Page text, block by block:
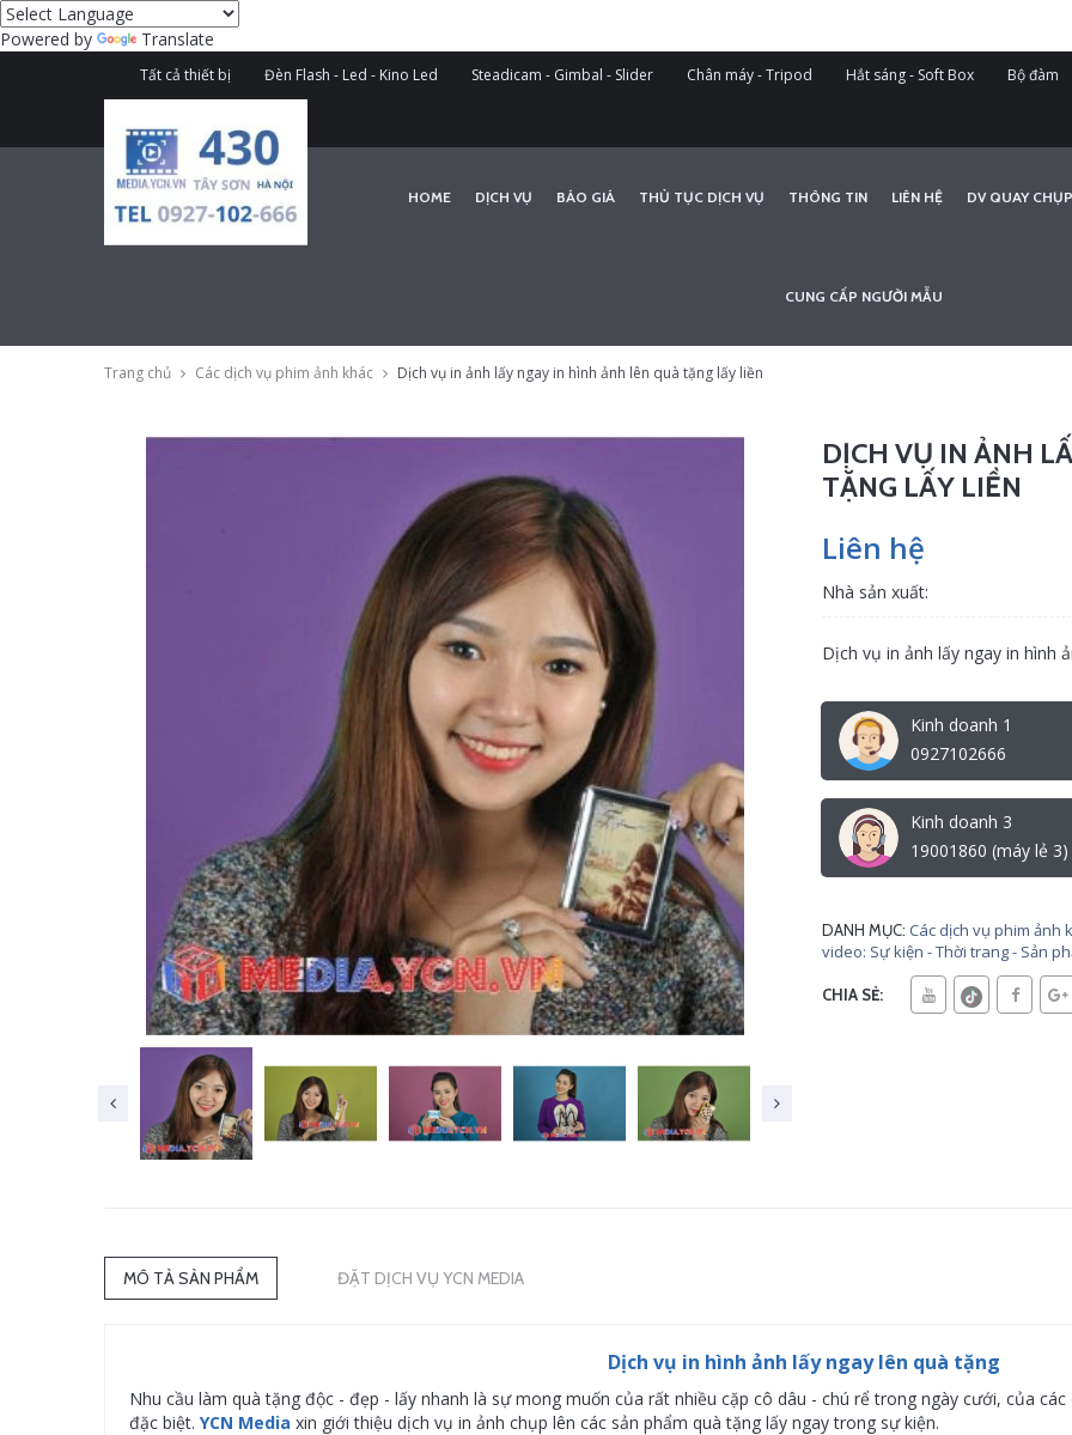
Powered by Translate
Tất cả thiết bị Đèn Flash - Led - Kino Led Steadicam - Gimbal - Slider Chân máy - Tripod Hắt sáng - Soft Box Bộ đàm
HOME DỊCH VỤ BÁO GIÁ THỦ TỤC DỊCH VỤ THÔNG TIN LIÊN HỆ DV QUAY
CUNG CẤP NGƯỜI MẪU
Trang chủ Các dịch vụ phim ảnh khác Dịch vụ in ảnh lấy ngay in hình ảnh lên quà tặng lấy liền
DỊCH VỤ IN ẢNH
TẶNG LẤY LIỀN
Liên hệ
Nhà sản xuất:
Dịch vụ in ảnh lấy ngay in hình
Kinh doanh 1
0927102666
Kinh doanh 3
19001860 (máy lẻ 3)
DANH MỤC: Các dịch vụ phim ảnh
video: Sự kiện - Thời trang - Sản
CHIA SẺ:
MÔ TẢ SẢN PHẨM ĐẶT DỊCH VỤ YCN MEDIA
Dịch vụ in hình ảnh lấy ngay lên quà tặng
Nhu cầu làm quà tặng độc - đẹp - lấy nhanh là sự mong muốn của rất nhiều cặp cô dâu - chú rể trong ngày cưới, của
đặc biệt. YCN Media xin giới thiệu dịch vụ in ảnh chụp lên các sản phẩm quà tặng lấy ngay trong sự kiện.